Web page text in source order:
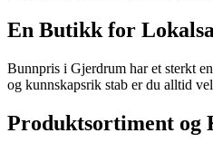
En Butikk for
Bunnpris i Gjerdrum har et sterkt
og kunnskapsrik stab er du alltid
Produktsortiment og